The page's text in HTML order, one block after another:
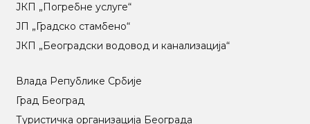
ЈКП „Погребне услуге“
ЈП „Градско стамбено“
ЈКП „Београдски водовод и канализација“
Влада Републике Србије
Град Београд
Туристичка организација Београда